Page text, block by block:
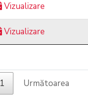
Vizualizare
Vizualizare
1 Următoarea